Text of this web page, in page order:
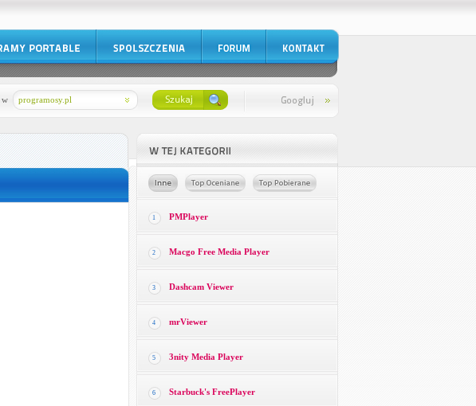
programosy.pl
w
1 PMPlayer
2 Macgo Free Media Player
3 Dashcam Viewer
4 mrViewer
5 3nity Media Player
6 Starbuck's FreePlayer